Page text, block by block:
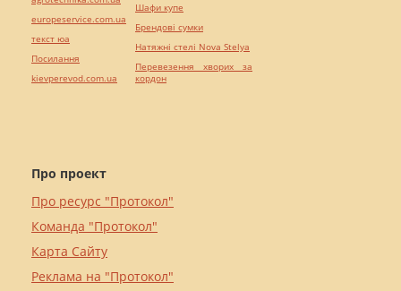
Про проект
Про ресурс "Протокол"
Команда "Протокол"
Карта Сайту
Реклама на "Протокол"
europeservice.com.ua
текст юа
Посилання
kievperevod.com.ua
Шафи купе
Брендові сумки
Натяжні стелі Nova Stelya
Перевезення хворих за
кордон